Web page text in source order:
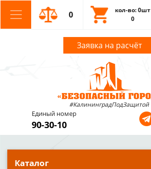
0
кол-во: 0шт
0
Заявка на расчёт
#КалининградПодЗащитой
Единый номер
90-30-10
Каталог